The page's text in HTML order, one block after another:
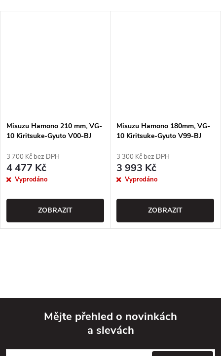
Misuzu Hamono 210 mm, VG-
10 Kiritsuke-Gyuto V00-BJ
3 700 Kč bez DPH
4 477 Kč
Vyprodáno
ZOBRAZIT
Misuzu Hamono 180mm, VG-
10 Kiritsuke-Gyuto V99-BJ
3 300 Kč bez DPH
3 993 Kč
Vyprodáno
ZOBRAZIT
Mějte přehled o novinkách
a slevách